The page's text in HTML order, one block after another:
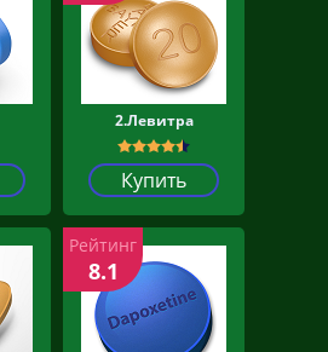
2.Левитра
Купить
Рейтинг
8.1